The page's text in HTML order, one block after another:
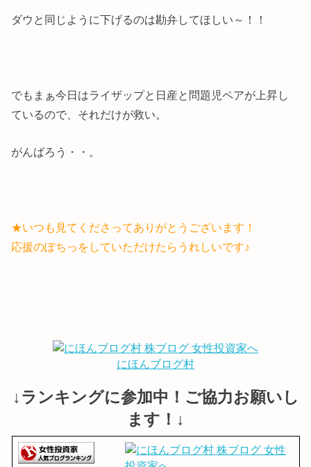
ダウと同じように下げるのは勘弁してほしい～！！
でもまぁ今日はライザップと日産と問題児ペアが上昇し
ているので、それだけが救い。
がんばろう・・。
★いつも見てくださってありがとうございます！
応援のぽちっをしていただけたらうれしいです♪
にほんブログ村
↓ランキングに参加中！ご協力お願いし
ます！↓